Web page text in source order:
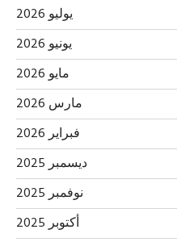
يوليو 2026
يونيو 2026
مايو 2026
مارس 2026
فبراير 2026
ديسمبر 2025
نوفمبر 2025
أكتوبر 2025